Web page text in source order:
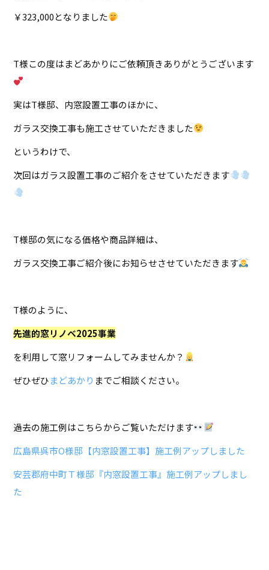
￥323,000となりました
T様この度はまどあかりにご依頼頂きありがとうございます
実はT様邸、内窓設置工事のほかに、
ガラス交換工事も施工させていただきました
というわけで、
次回はガラス設置工事のご紹介をさせていただきます
T様邸の気になる価格や商品詳細は、
ガラス交換工事ご紹介後にお知らせさせていただきます
T様のように、
先進的窓リノベ2025事業
を利用して窓リフォームしてみませんか？
ぜひぜひまどあかり までご相談ください。
過去の施工例はこちらからご覧いただけます
広島県呉市O様邸【内窓設置工事】施工例アップしました
安芸郡府中町Ｔ様邸『内窓設置工事』施工例アップしまし
た